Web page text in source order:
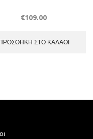
€109.00
ΣΤΟ ΚΑΛΆΘΙ